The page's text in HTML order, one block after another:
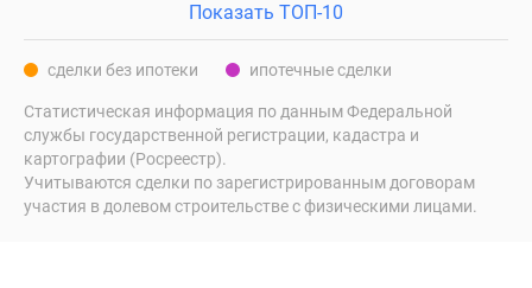
Показать ТОП-10
сделки без ипотеки ипотечные сделки
Статистическая информация по данным Федеральной
службы государственной регистрации, кадастра и
картографии (Росреестр).
Учитываются сделки по зарегистрированным договорам
участия в долевом строительстве с физическими лицами.